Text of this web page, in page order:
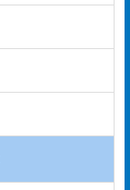
子
ロ